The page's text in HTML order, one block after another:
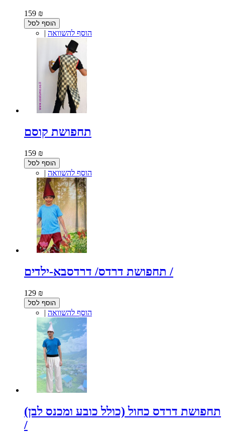
159 ₪
הוסף לסל
| הוסף להשוואה
תחפושת קוסם
159 ₪
הוסף לסל
| הוסף להשוואה
תחפושת דרדס/ דרדסבא-ילדים /
129 ₪
הוסף לסל
| הוסף להשוואה
תחפושת דרדס כחול (כולל כובע ומכנס לבן)
/